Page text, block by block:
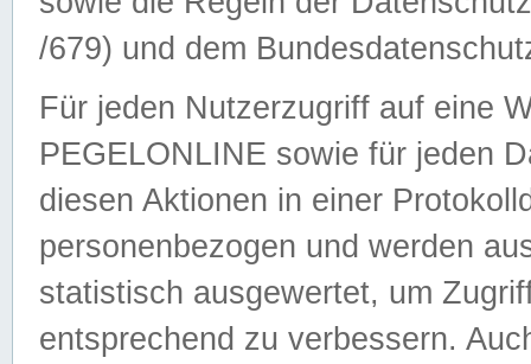
/679) und dem
Für jeden Nutzerzugriff auf eine
PEGELONLINE sowie für jeden
diesen Aktionen in einer
personenbezogen und werden
statistisch ausgewertet, um
entsprechend zu verbessern.